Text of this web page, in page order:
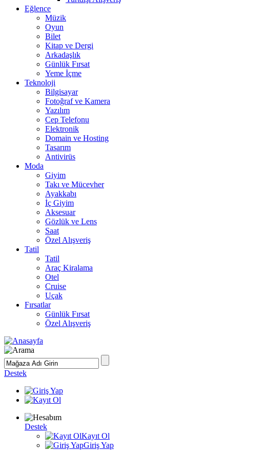
Eğlence
Müzik
Oyun
Bilet
Kitap ve Dergi
Arkadaşlık
Günlük Fırsat
Yeme İçme
Teknoloji
Bilgisayar
Fotoğraf ve Kamera
Yazılım
Cep Telefonu
Elektronik
Domain ve Hosting
Tasarım
Antivirüs
Moda
Giyim
Takı ve Mücevher
Ayakkabı
İç Giyim
Aksesuar
Gözlük ve Lens
Saat
Özel Alışveriş
Tatil
Tatil
Araç Kiralama
Otel
Cruise
Uçak
Fırsatlar
Günlük Fırsat
Özel Alışveriş
Destek
Destek
Kayıt Ol
Giriş Yap